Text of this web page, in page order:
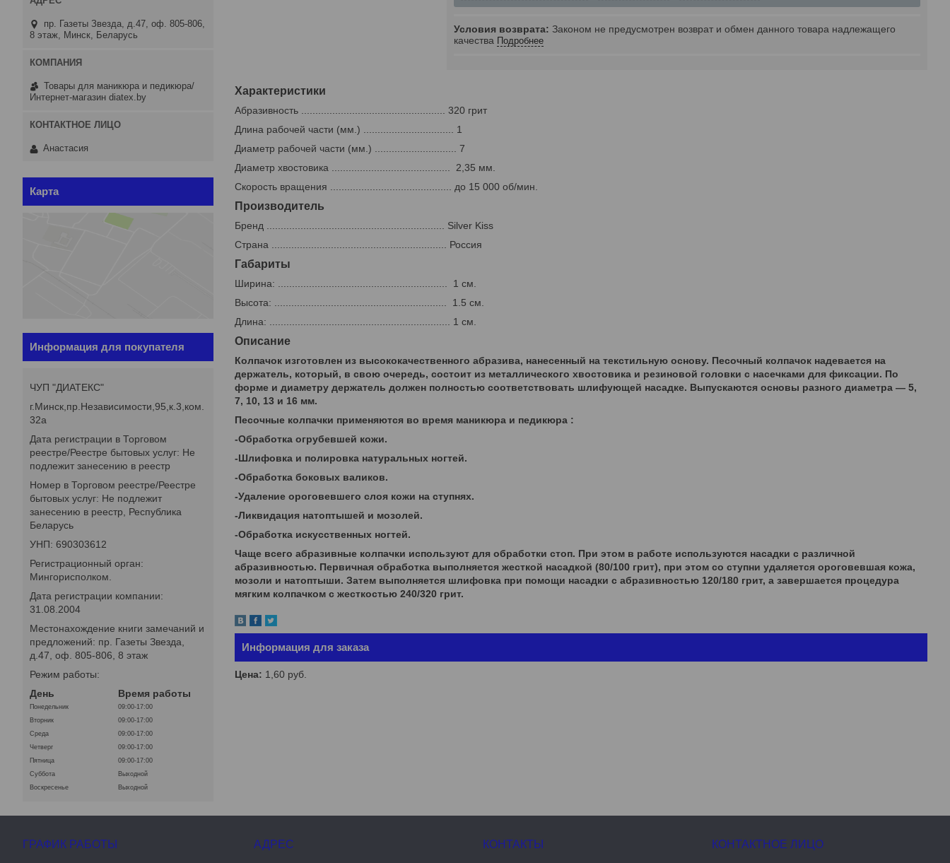
Законом не предусмотрен возврат и обмен данного товара надлежащего
качества Подробнее
Характеристики
Абразивность ................................................... 320 грит
Длина рабочей части (мм.) ................................ 1
Диаметр рабочей части (мм.) ............................. 7
Диаметр хвостовика .......................................... 2,35 мм.
Скорость вращения ........................................... до 15 000 об/мин.
Производитель
Бренд ............................................................... Silver Kiss
Страна .............................................................. Россия
Габариты
Ширина: ............................................................ 1 см.
Высота: ............................................................. 1.5 см.
Длина: ................................................................ 1 см.
Описание
Колпачок изготовлен из высококачественного абразива, нанесенный на текстильную основу. Песочный колпачок надевается на
держатель, который, в свою очередь, состоит из металлического хвостовика и резиновой головки с насечками для фиксации. По
форме и диаметру держатель должен полностью соответствовать шлифующей насадке. Выпускаются основы разного диаметра — 5,
7, 10, 13 и 16 мм.
Песочные колпачки применяются во время маникюра и педикюра :
-Обработка огрубевшей кожи.
-Шлифовка и полировка натуральных ногтей.
-Обработка боковых валиков.
-Удаление ороговевшего слоя кожи на ступнях.
-Ликвидация натоптышей и мозолей.
-Обработка искусственных ногтей.
Чаще всего абразивные колпачки используют для обработки стоп. При этом в работе используются насадки с различной
абразивностью. Первичная обработка выполняется жесткой насадкой (80/100 грит), при этом со ступни удаляется ороговевшая кожа,
мозоли и натоптыши. Затем выполняется шлифовка при помощи насадки с абразивностью 120/180 грит, а завершается процедура
мягким колпачком с жесткостью 240/320 грит.
Информация для заказа
Цена: 1,60 руб.
пр. Газеты Звезда, д.47, оф. 805-806,
8 этаж, Минск, Беларусь
Товары для маникюра и педикюра/
Интернет-магазин diatex.by
Анастасия
Карта
Информация для покупателя
ЧУП "ДИАТЕКС"
г.Минск,пр.Независимости,95,к.3,ком.
32а
Дата регистрации в Торговом
реестре/Реестре бытовых услуг: Не
подлежит занесению в реестр
Номер в Торговом реестре/Реестре
бытовых услуг: Не подлежит
занесению в реестр, Республика
Беларусь
УНП: 690303612
Регистрационный орган:
Мингорисполком.
Дата регистрации компании:
31.08.2004
Местонахождение книги замечаний и
предложений: пр. Газеты Звезда,
д.47, оф. 805-806, 8 этаж
Режим работы:
День
Время работы
Понедельник
09:00-17:00
Вторник
09:00-17:00
Среда
09:00-17:00
Четверг
09:00-17:00
Пятница
09:00-17:00
Суббота
Выходной
Воскресенье
Выходной
ГРАФИК РАБОТЫ